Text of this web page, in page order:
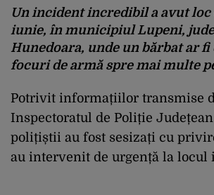
Un incident incredibil a avut loc
iunie, în municipiul Lupeni,
Hunedoara, unde un bărbat ar fi
focuri de armă spre mai multe
Potrivit informațiilor transmise
Inspectoratul de Poliție
polițiștii au fost sesizați cu
au intervenit de urgență la locul